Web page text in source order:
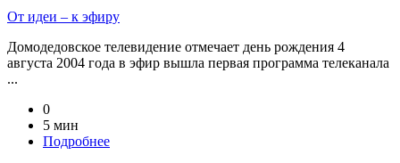
От идеи – к эфиру
Домодедовское телевидение отмечает день рождения 4
августа 2004 года в эфир вышла первая программа телеканала
...
0
5 мин
Подробнее